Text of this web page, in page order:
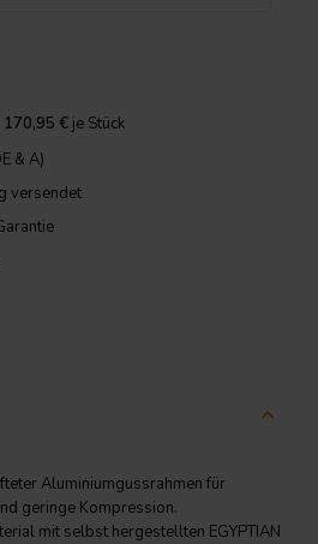
170,95 € je Stück
& A)
versendet
Aluminiumgussrahmen für
geringe Kompression.
mit selbst hergestellten EGYPTIAN